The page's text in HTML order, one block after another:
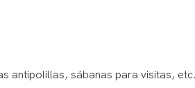
antipolillas, sábanas para visitas,